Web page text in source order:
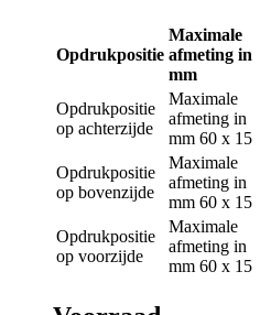
Opdrukpositie
Maximale
afmeting in
mm
Opdrukpositie
op achterzijde
Maximale
afmeting in
mm 60 x 15
Opdrukpositie
op bovenzijde
Maximale
afmeting in
mm 60 x 15
Opdrukpositie
op voorzijde
Maximale
afmeting in
mm 60 x 15